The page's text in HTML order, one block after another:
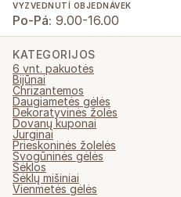
VYZVEDNUTÍ OBJEDNÁVEK
Po-Pá: 9.00-16.00
KATEGORIJOS
6 vnt. pakuotės
Bijūnai
Chrizantemos
Daugiametės gėlės
Dekoratyvinės žolės
Dovanų kuponai
Jurginai
Prieskoninės žolelės
Svogūninės gėlės
Sėklos
Sėklų mišiniai
Vienmetės gėlės